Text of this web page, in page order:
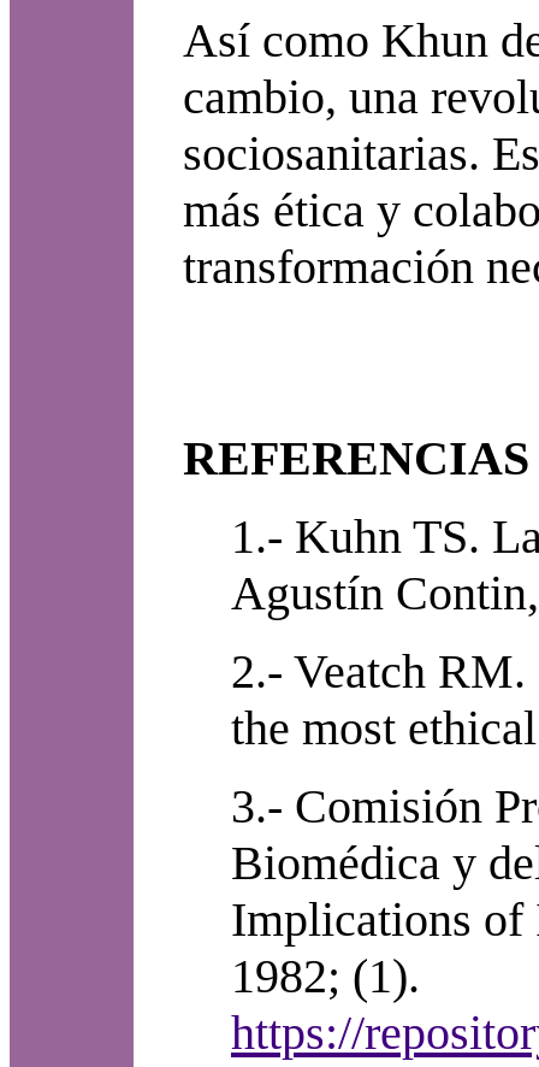
Así como Khun
cambio, una
sociosanitarias.
más ética y
transformación
REFERENCIAS
1.- Kuhn TS.
Agustín
2.- Veatch
the most
3.- Comisión
Biomédica y
Implications of
1982; (1).
https://